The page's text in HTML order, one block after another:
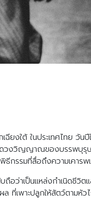
ฉียงใต้ ในประเทศไทย วัน
าดวงวิญญาณของบรรพบุ
พิธีกรรมที่สื่อถึงความเคา
ว่าเป็นแหล่งกำเนิดชีวิตแ
เพาะปลูกให้สัตว์ตามหัว